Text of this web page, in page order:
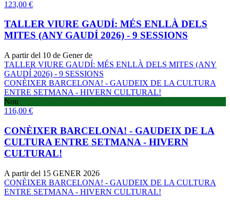
123,00 €
TALLER VIURE GAUDÍ: MÉS ENLLÀ DELS
MITES (ANY GAUDÍ 2026) - 9 SESSIONS
A partir del 10 de Gener de
TALLER VIURE GAUDÍ: MÉS ENLLÀ DELS MITES (ANY
GAUDÍ 2026) - 9 SESSIONS
CONÈIXER BARCELONA! - GAUDEIX DE LA CULTURA
ENTRE SETMANA - HIVERN CULTURAL!
Nou
116,00 €
CONÈIXER BARCELONA! - GAUDEIX DE LA
CULTURA ENTRE SETMANA - HIVERN
CULTURAL!
A partir del 15 GENER 2026
CONÈIXER BARCELONA! - GAUDEIX DE LA CULTURA
ENTRE SETMANA - HIVERN CULTURAL!